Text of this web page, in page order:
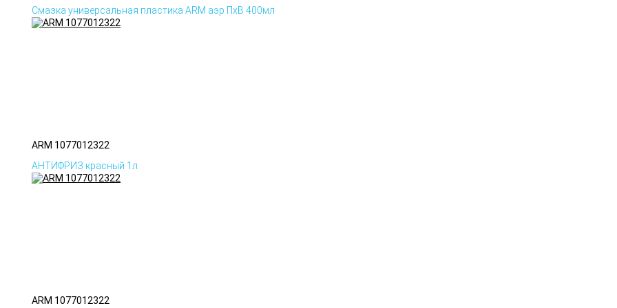
Смазка универсальная пластика ARM аэр ПхВ 400мл
ARM 1077012322
АНТИФРИЗ красный 1л.
ARM 1077012322